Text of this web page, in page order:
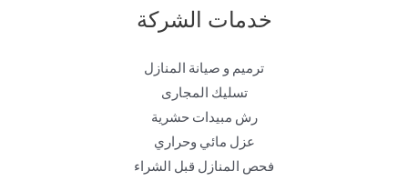
خدمات الشركة
ترميم و صيانة المنازل
تسليك المجارى
رش مبيدات حشرية
عزل مائي وحراري
فحص المنازل قبل الشراء